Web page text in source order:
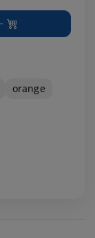
orange